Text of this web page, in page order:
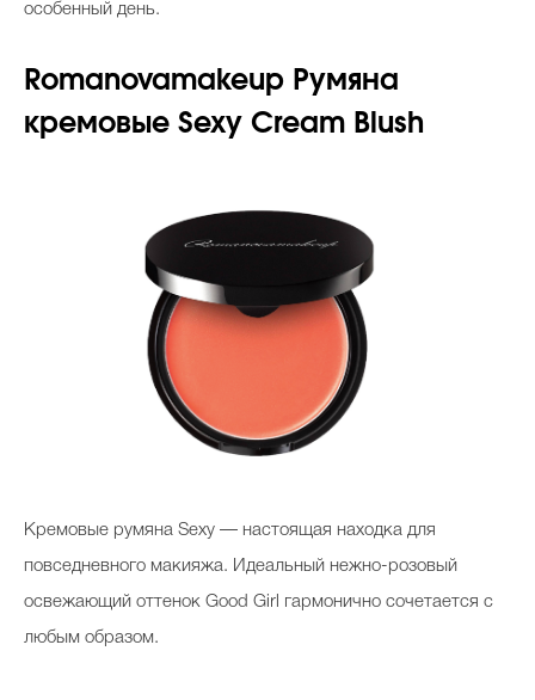
особенный день.
Romanovamakeup Румяна
кремовые Sexy Cream Blush
Кремовые румяна Sexy — настоящая находка для
повседневного макияжа. Идеальный нежно-розовый
освежающий оттенок Good Girl гармонично сочетается с
любым образом.